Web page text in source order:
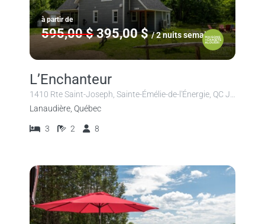
à partir de
595,00 $ 395,00 $ / 2 nuits semaine
L’Enchanteur
Lanaudière, Québec
3 2 8